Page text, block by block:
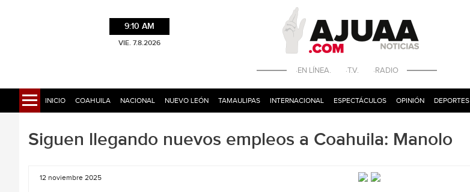
9:10 AM
VIE. 7.8.2026
·EN LÍNEA. ·T.V. ·RADIO
INICIO COAHUILA NACIONAL NUEVO LEÓN TAMAULIPAS INTERNACIONAL ESPECTÁCULOS OPINIÓN DEPORTES
Siguen llegando nuevos empleos a Coahuila: Manolo
12 noviembre 2025